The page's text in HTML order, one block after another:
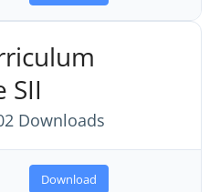
SII
Downloads
Download